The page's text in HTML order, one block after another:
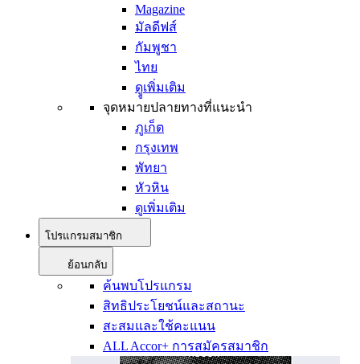
Magazine
มัลดีฟส์
กัมพูชา
ไทย
ดููเพิ่มเติม
จุดหมายปลายทางที่แนะนำ
ภูเก็ต
กรุงเทพ
พัทยา
หัวหิน
ดูเพิ่มเติม
โปรแกรมสมาชิก
ย้อนกลับ
ค้นพบโปรแกรม
สิทธิประโยชน์และสถานะ
สะสมและใช้คะแนน
ALL Accor+ การสมัครสมาชิก